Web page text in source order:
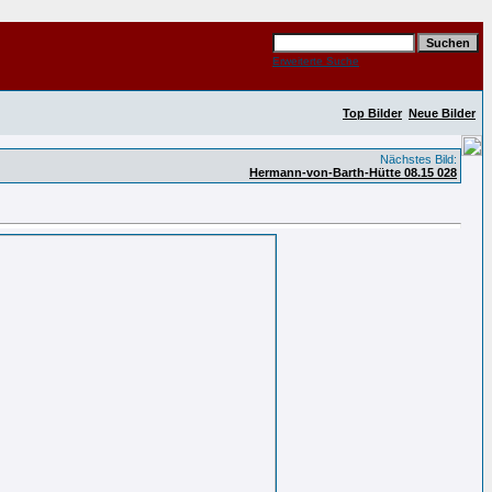
Erweiterte Suche
Top Bilder Neue Bilder
Nächstes Bild:
Hermann-von-Barth-Hütte 08.15 028